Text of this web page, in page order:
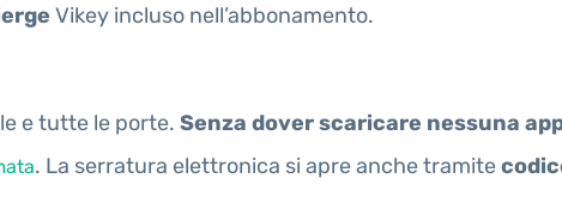
Vikey incluso nell’abbonamento.
e tutte le porte. Senza dover scaricare nessuna
. La serratura elettronica si apre anche tramite